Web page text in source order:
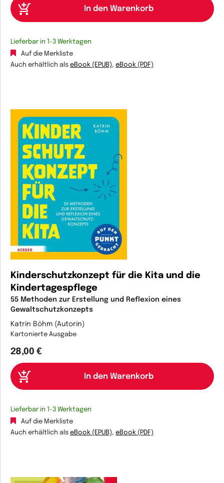
Lieferbar in 1-3 Werktagen
Auf die Merkliste
Auch erhältlich als eBook (EPUB), eBook (PDF)
Kinderschutzkonzept für die Kita und die
Kindertagespflege
55 Methoden zur Erstellung und Reflexion eines ​
Gewaltschutzkonzepts​ ​
Katrin Böhm (Autorin)
Kartonierte Ausgabe
28,00 €
Lieferbar in 1-3 Werktagen
Auf die Merkliste
Auch erhältlich als eBook (EPUB), eBook (PDF)